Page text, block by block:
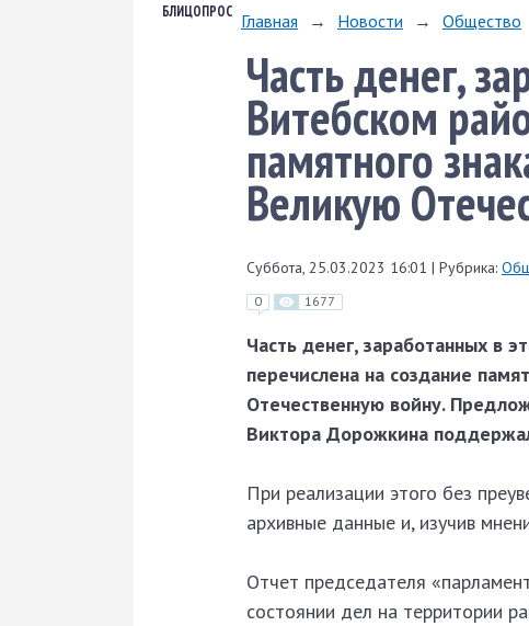
БЛИЦОПРОС Главная → Новости → Общество
Часть денег,
Витебском
памятного
Великую
Суббота, 25.03.2023 16:01 | Рубрика:
0 1677
Часть денег, заработанных в
перечислена на создание
Отечественную войну.
Виктора Дорожкина
При реализации этого без
архивные данные и, изучив
Отчет председателя
состоянии дел на территории